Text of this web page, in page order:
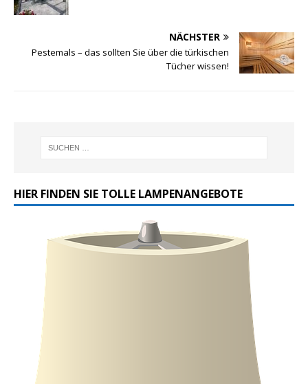
NÄCHSTER
Pestemals – das sollten Sie über die türkischen
Tücher wissen!
HIER FINDEN SIE TOLLE LAMPENANGEBOTE